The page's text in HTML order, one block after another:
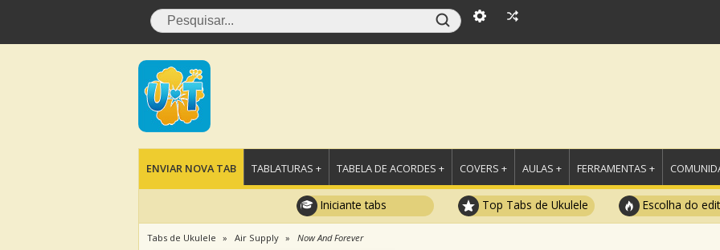
ENVIAR NOVA TAB TABLATURAS + TABELA DE ACORDES + COVERS + AULAS + FERRAMENTAS +
Iniciante tabs Top Tabs de Ukulele Escolha do
Tabs de Ukulele Air Supply Now And Forever